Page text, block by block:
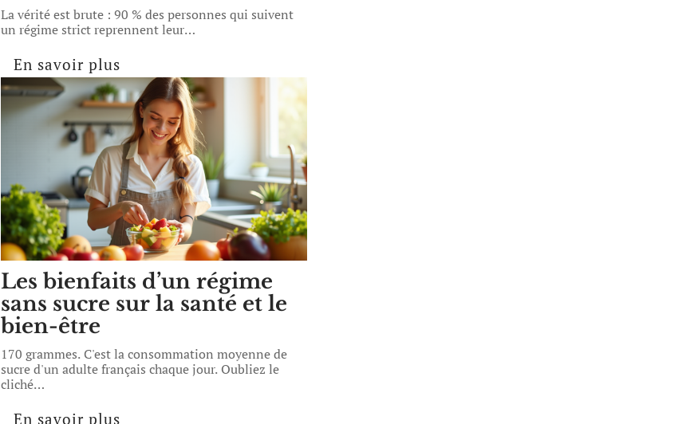
La vérité est brute : 90 % des personnes qui suivent
un régime strict reprennent leur…
En savoir plus
Les bienfaits d’un régime
sans sucre sur la santé et le
bien-être
170 grammes. C'est la consommation moyenne de
sucre d'un adulte français chaque jour. Oubliez le
cliché…
En savoir plus